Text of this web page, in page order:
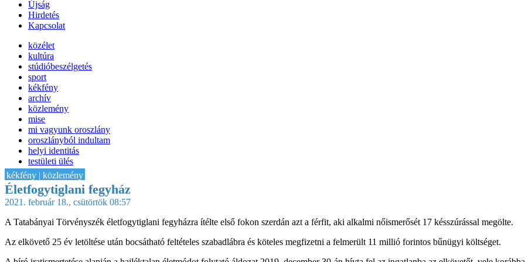
Újság
Hirdetés
Kapcsolat
közélet
kultúra
stúdióbeszélgetés
sport
kékfény
archív
közlemény
mise
mi vagyunk oroszlány
oroszlányból indultam
helyi identitás
testületi ülés
IT-HON
kékfény | közlemény
Életfogytiglani fegyház
2021. február 18., csütörtök 08:57
A Tatabányai Törvényszék életfogytiglani fegyházra ítélte első fokon szerdán azt a férfit, aki alkalmi nőismerősét 17 késszúrással megölte.
Az elkövető 25 év letöltése után bocsátható feltételes szabadlábra és köteles megfizetni a felmerült 11 millió forintos bűnügyi költséget.